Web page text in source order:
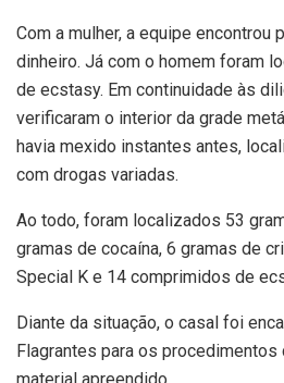
Com a mulher, a equipe encontrou
dinheiro. Já com o homem foram
de ecstasy. Em continuidade às
verificaram o interior da grade
havia mexido instantes antes,
com drogas variadas.
Ao todo, foram localizados 53
gramas de cocaína, 6 gramas de
Special K e 14 comprimidos de
Diante da situação, o casal foi
Flagrantes para os